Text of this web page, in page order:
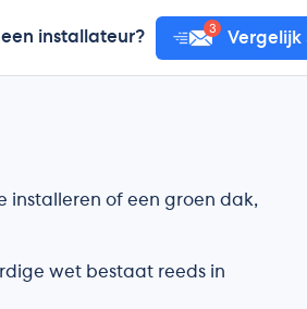
een installateur? Vergelijk
installeren of een groen dak,
wet bestaat reeds in